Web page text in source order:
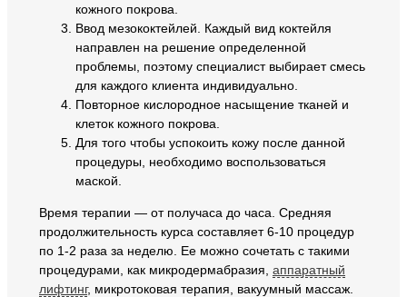
кожного покрова.
Ввод мезококтейлей. Каждый вид коктейля
направлен на решение определенной
проблемы, поэтому специалист выбирает смесь
для каждого клиента индивидуально.
Повторное кислородное насыщение тканей и
клеток кожного покрова.
Для того чтобы успокоить кожу после данной
процедуры, необходимо воспользоваться
маской.
Время терапии — от получаса до часа. Средняя
продолжительность курса составляет 6-10 процедур
по 1-2 раза за неделю. Ее можно сочетать с такими
процедурами, как микродермабразия, аппаратный
лифтинг, микротоковая терапия, вакуумный массаж.